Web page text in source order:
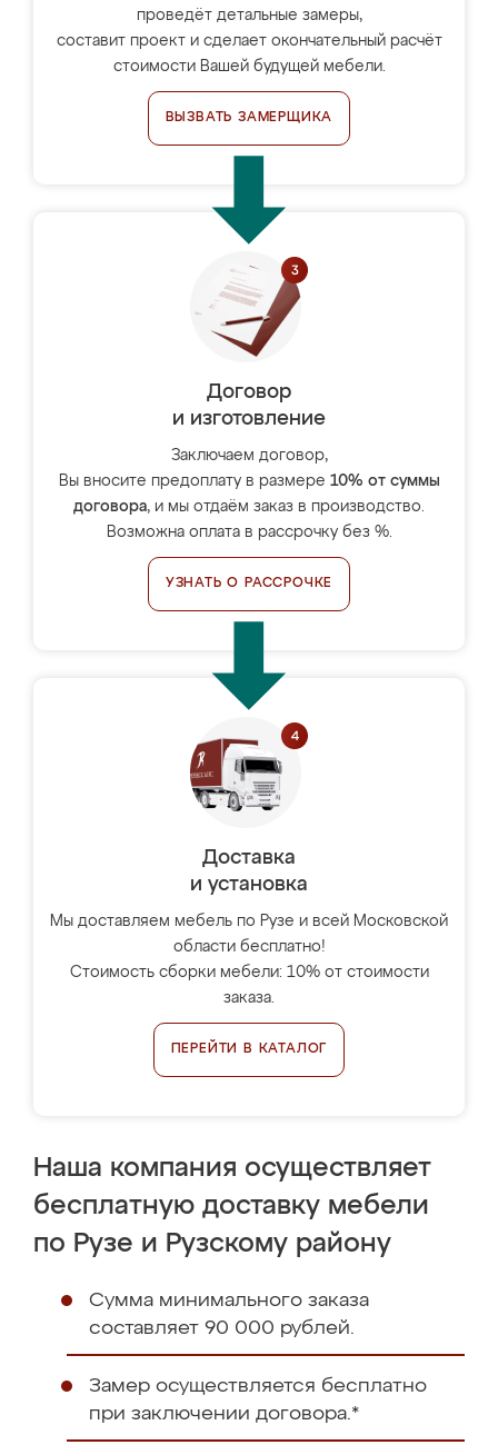
проведёт детальные замеры,
составит проект и сделает окончательный расчёт
стоимости Вашей будущей мебели.
ВЫЗВАТЬ ЗАМЕРЩИКА
Договор
и изготовление
Заключаем договор,
Вы вносите предоплату в размере 10% от суммы
договора, и мы отдаём заказ в производство.
Возможна оплата в рассрочку без %.
УЗНАТЬ О РАССРОЧКЕ
Доставка
и установка
Мы доставляем мебель по Рузе и всей Московской
области бесплатно!
Стоимость сборки мебели: 10% от стоимости
заказа.
ПЕРЕЙТИ В КАТАЛОГ
Наша компания осуществляет
бесплатную доставку мебели
по Рузе и Рузскому району
Сумма минимального заказа
составляет 90 000 рублей.
Замер осуществляется бесплатно
при заключении договора.*